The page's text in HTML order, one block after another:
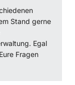
Stand gerne
Egal
Fragen